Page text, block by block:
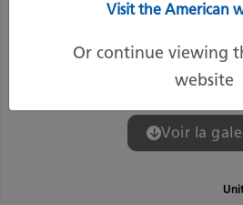
Voir la
Visit the American
Or continue viewing
website